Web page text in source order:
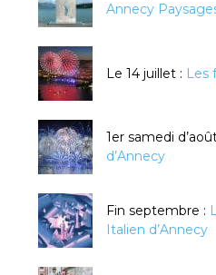
Annecy
Le 14 juillet : Les
1er samedi
d’Annecy
Fin septembre :
Italien d’Annecy